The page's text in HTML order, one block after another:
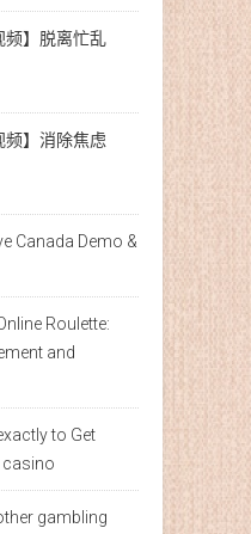
频】脱离忙乱
频】消除焦虑
Canada Demo &
Roulette:
and
to Get
casino
gambling